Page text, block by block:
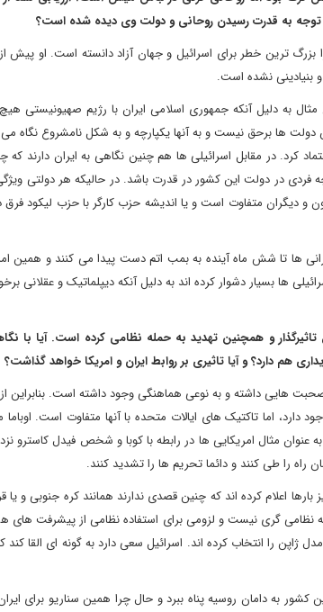
توجه به قدرت رسیدن روحانی و دولت وی دیده شده است؟
در آن ایران را بزرگ ترین خطر برای اسرائیل و جهان آزاد دانسته است. او
بنیادینی نشده است.
مثال به دلیل آنکه جمهوری اسلامی ایران با رژیم صهیونیستی
دولت ها برحق نیست و به آنها یکپارچه و به شکل نامشروع نگاه
در مقابل اسرائیلی ها هم چنین نگاهی به ایران دارند که
فردی در دولت این کشور در قدرت باشد. در حالیکه هر دولتی
و دیگران متفاوت است و یا اندیشه حزب کارگر با حزب لیکود فرق
ها تا شش ماه آینده به بمب اتم دست پیدا می کنند و همین
ها بسیار دشوار کرده اند به دلیل آنکه دیپلماتیک و عقلانی
تاثیرگذار و همچنین تهدید به حمله نظامی کرده است.آیا با
هم دارد؟ و آیا تاثیری بر روابط ایران و امریکا خواهد گذاشت؟
هایی داشته و به نوعی هماهنگی وجود داشته است. بنابراین از
اما تاکتیک های ایالات متحده با آنها متفاوت است. اوباما
را طی کنند و دائما تحریم ها را تشدید کنند.
اعلام کرده اند که چنین قصدی ندارند همانند کره جنوبی و یا
نظامی گری نیست و لزومی برای استفاده نظامی از پیشرفت های
را انتخاب کرده اند. اسرائیل سعی دارد به گونه ای القا کند
مسبب آن شد که این کشور به دامان روسیه پناه ببرد و حال چرا همین سناریو برای